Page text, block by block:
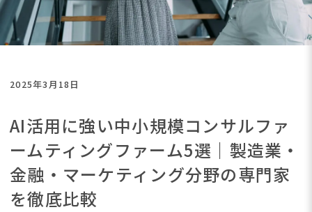
2025年3月18日
AI活用に強い中小規模コンサルファ
ームティングファーム5選｜製造業・
金融・マーケティング分野の専門家
を徹底比較